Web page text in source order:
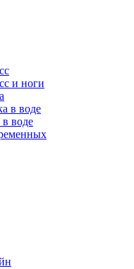
и ноги
в воде
воде